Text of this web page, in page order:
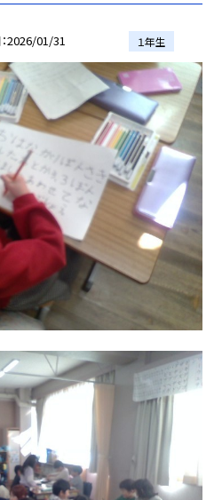
2026/01/31 １年生